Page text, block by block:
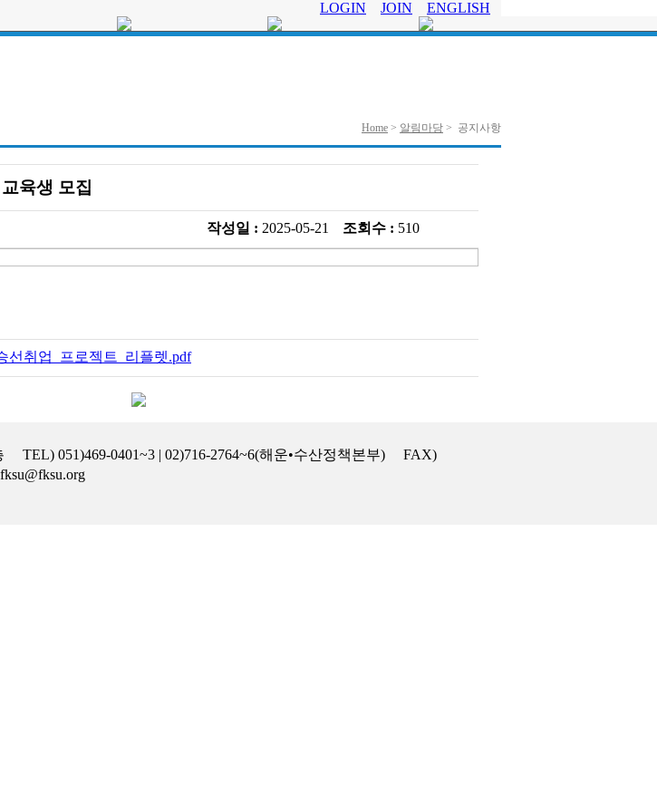
LOGIN JOIN ENGLISH
ITF
순직선원명부
월간 선원
Home > 알림마당 > 공지사항
육생 모집
작성일 : 2025-05-21 조회수 : 510
선취업_프로젝트_리플렛.pdf
TEL) 051)469-0401~3 | 02)716-2764~6(해운•수산정책본부) FAX)